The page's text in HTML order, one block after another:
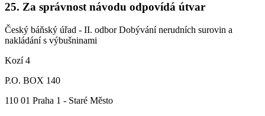
25. Za správnost návodu odpovídá útvar
Český báňský úřad - II. odbor Dobývání nerudních surovin a
nakládání s výbušninami
Kozí 4
P.O. BOX 140
110 01 Praha 1 - Staré Město